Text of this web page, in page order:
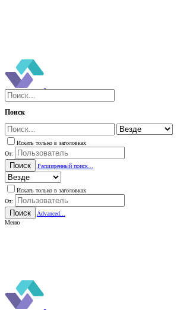
Поиск
Искать только в заголовках
От:
Поиск Расширенный поиск...
Искать только в заголовках
От:
Поиск
Advanced...
Меню